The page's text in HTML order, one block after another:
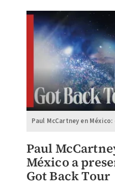
Paul McCartney en
Paul
México a
Got Back Tour